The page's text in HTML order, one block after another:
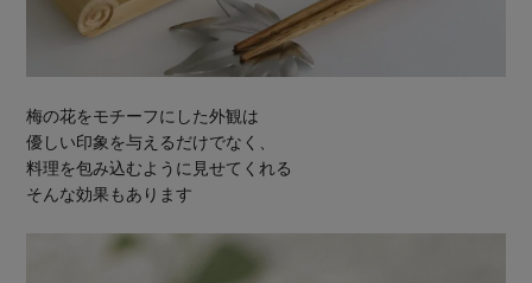
梅の花をモチーフにした外観は
優しい印象を与えるだけでなく、
料理を包み込むように見せてくれる
そんな効果もあります